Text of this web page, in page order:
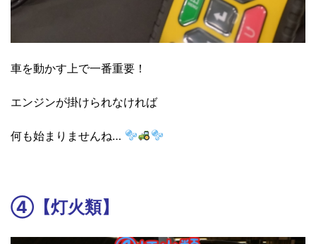
車を動かす上で一番重要！
エンジンが掛けられなければ
何も始まりませんね…
④【灯火類】